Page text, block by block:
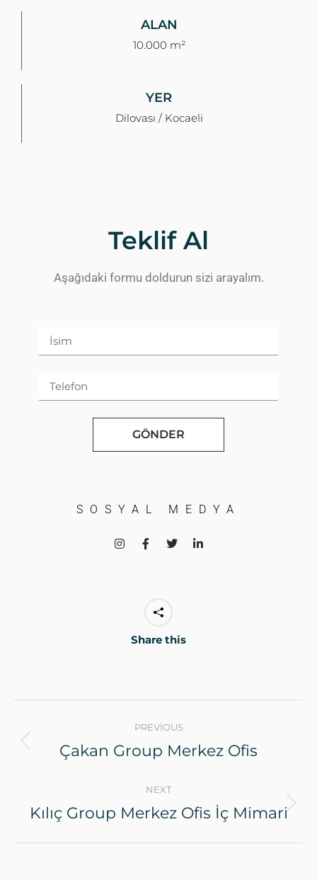
ALAN
10.000 m²
YER
Dilovası / Kocaeli
Teklif Al
Aşağıdaki formu doldurun sizi arayalım.
GÖNDER
SOSYAL MEDYA
Share this
PREVIOUS
Çakan Group Merkez Ofis
NEXT
Kılıç Group Merkez Ofis İç Mimari